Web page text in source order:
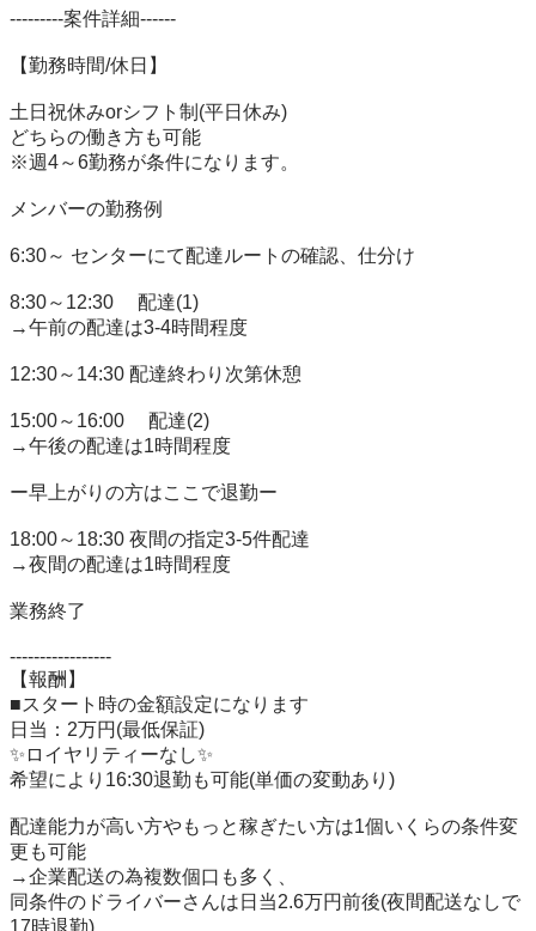
---------案件詳細------
【勤務時間/休日】
土日祝休みorシフト制(平日休み)
どちらの働き方も可能
※週4～6勤務が条件になります。
メンバーの勤務例
6:30～ センターにて配達ルートの確認、仕分け
8:30～12:30　 配達(1)
→午前の配達は3-4時間程度
12:30～14:30 配達終わり次第休憩
15:00～16:00　 配達(2)
→午後の配達は1時間程度
ー早上がりの方はここで退勤ー
18:00～18:30 夜間の指定3-5件配達
→夜間の配達は1時間程度
業務終了
-----------------
【報酬】
■スタート時の金額設定になります
日当：2万円(最低保証)
✨ロイヤリティーなし✨
希望により16:30退勤も可能(単価の変動あり)
配達能力が高い方やもっと稼ぎたい方は1個いくらの条件変
更も可能
→企業配送の為複数個口も多く、
同条件のドライバーさんは日当2.6万円前後(夜間配送なしで
17時退勤)